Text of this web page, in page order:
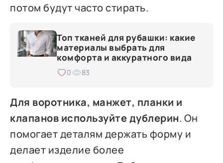
потом будут часто стирать.
Топ тканей для рубашки: какие
материалы выбрать для
комфорта и аккуратного вида
0 83
Для воротника, манжет, планки и
клапанов используйте дублерин. Он
помогает деталям держать форму и
делает изделие более